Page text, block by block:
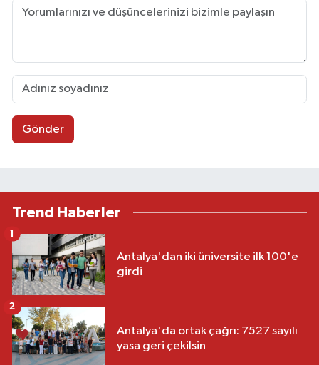
Gönder
Trend Haberler
Antalya'dan iki üniversite ilk 100'e
girdi
1
Antalya'da ortak çağrı: 7527 sayılı
yasa geri çekilsin
2